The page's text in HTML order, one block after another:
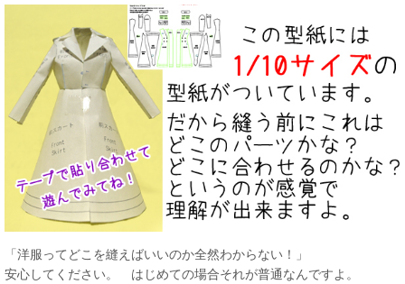
「洋服ってどこを縫えばいいのか全然わからない！」
安心してください。 はじめての場合それが普通なんですよ。